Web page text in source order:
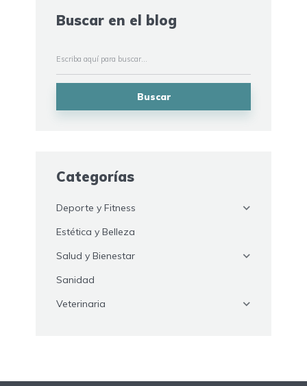
Buscar en el blog
Buscar
Categorías
Deporte y Fitness
Estética y Belleza
Salud y Bienestar
Sanidad
Veterinaria